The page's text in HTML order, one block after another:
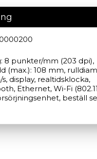
8 punkter/mm (203 dpi),
(max.): 108 mm,
display, realtidsklocka,
Ethernet, Wi-Fi
beställ